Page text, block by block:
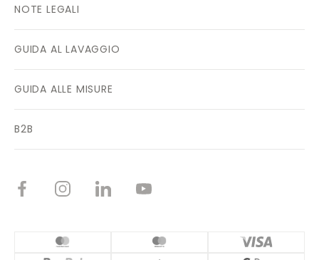
NOTE LEGALI
GUIDA AL LAVAGGIO
GUIDA ALLE MISURE
B2B